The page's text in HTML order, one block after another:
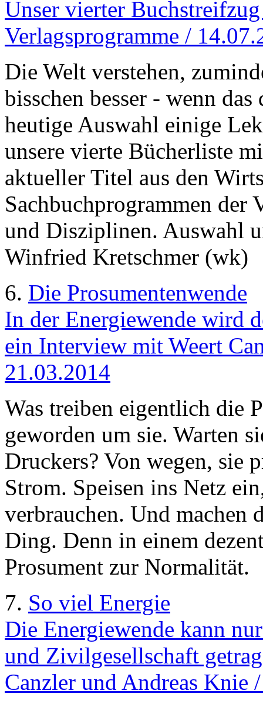
Unser vierter
Verlagsprogramme /
Die Welt verstehen,
bisschen besser - wenn
heutige Auswahl einige
unsere vierte Bücherliste
aktueller Titel aus den
Sachbuchprogrammen der
und Disziplinen. Auswahl
Winfried Kretschmer (wk)
6. Die Prosumentenwende
In der Energiewende wird
ein Interview mit Weert
21.03.2014
Was treiben eigentlich die
geworden um sie. Warten
Druckers? Von wegen, sie
Strom. Speisen ins Netz
verbrauchen. Und machen
Ding. Denn in einem
Prosument zur Normalität.
7. So viel Energie
Die Energiewende kann
und Zivilgesellschaft
Canzler und Andreas Knie